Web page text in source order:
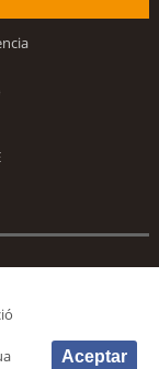
Aceptar